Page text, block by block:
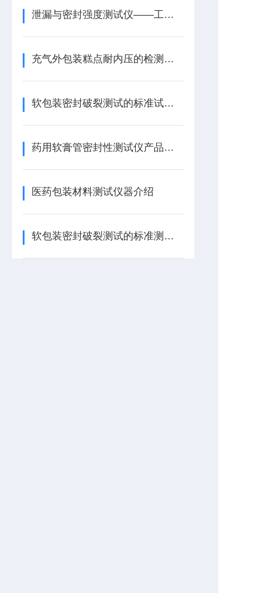
泄漏与密封强度测试仪——工作原理与执行标准
充气外包装糕点耐内压的检测方法
软包装密封破裂测试的标准试验方法
药用软膏管密封性测试仪产品特点
医药包装材料测试仪器介绍
软包装密封破裂测试的标准测试方法